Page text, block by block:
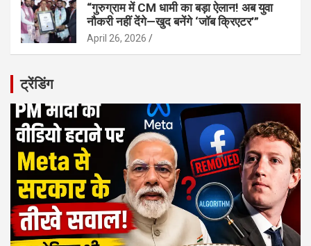
“गुरुग्राम में CM धामी का बड़ा ऐलान! अब युवा
नौकरी नहीं देंगे—खुद बनेंगे ‘जॉब क्रिएटर’”
April 26, 2026
ट्रेंडिंग